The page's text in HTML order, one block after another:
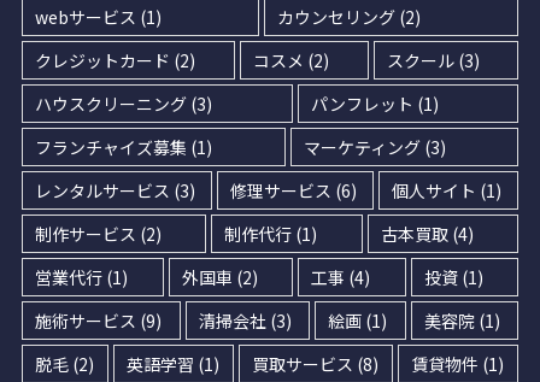
webサービス (1) カウンセリング (2)
クレジットカード (2) コスメ (2) スクール(3)
ハウスクリーニング (3) パンフレット (1)
フランチャイズ募集 (1) マーケティング(3)
レンタルサービス (3) 修理サービス (6) 個人サイト (1)
制作サービス (2) 制作代行 (1) 古本買取(4)
営業代行 (1) 外国車 (2) 工事 (4) 投資(1)
施術サービス (9) 清掃会社 (3) 絵画 (1) 美容院(1)
脱毛 (2) 英語学習 (1) 買取サービス (8) 賃貸物件 (1)